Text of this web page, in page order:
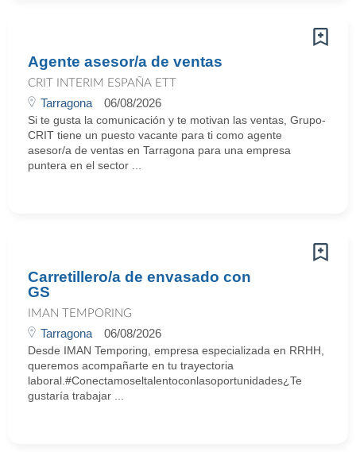
Agente asesor/a de ventas
CRIT INTERIM ESPAÑA ETT
Tarragona 06/08/2026
Si te gusta la comunicación y te motivan las ventas, Grupo-
CRIT tiene un puesto vacante para ti como agente
asesor/a de ventas en Tarragona para una empresa
puntera en el sector ...
Carretillero/a de envasado con
GS
IMAN TEMPORING
Tarragona 06/08/2026
Desde IMAN Temporing, empresa especializada en RRHH,
queremos acompañarte en tu trayectoria
laboral.#Conectamoseltalentoconlasoportunidades¿Te
gustaría trabajar ...